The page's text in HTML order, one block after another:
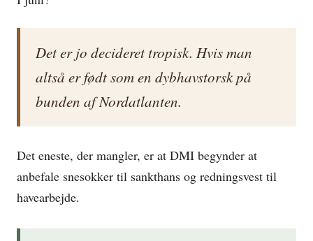
Det er jo decideret tropisk. Hvis man
altså er født som en dybhavstorsk på
bunden af Nordatlanten.
Det eneste, der mangler, er at DMI begynder at
anbefale snesokker til sankthans og redningsvest til
havearbejde.